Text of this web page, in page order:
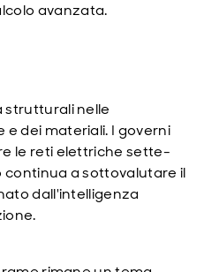
avanzata.
nelle
dei materiali. I governi
le reti elettriche sette-
a sottovalutare il
dall'intelligenza